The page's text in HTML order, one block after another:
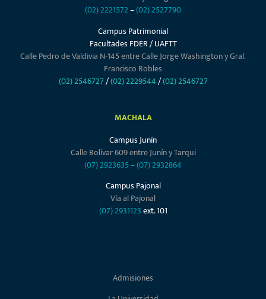
(02) 2221572–(02) 2527790
Campus Patrimonial
Facultades FDER / UAFTT
Calle Pedro de Valdivia N-145 entre Calle Jorge Washington y Gral.
Francisco Robles
(02) 2546727/(02) 2229544/(02) 2546727
MACHALA
Campus Junín
Calle Bolívar 609 entre Junín y Tarqui
(07) 2923635–(07) 2932864
Campus Pajonal
Vía al Pajonal
(07) 2931123ext. 101
Admisiones